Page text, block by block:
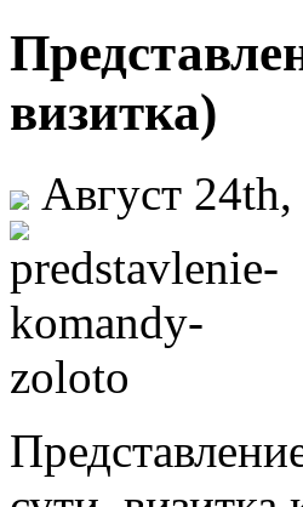
визитка)
Август